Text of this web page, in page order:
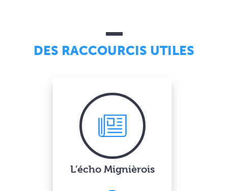
DES RACCOURCIS UTILES
L’écho Mignièrois